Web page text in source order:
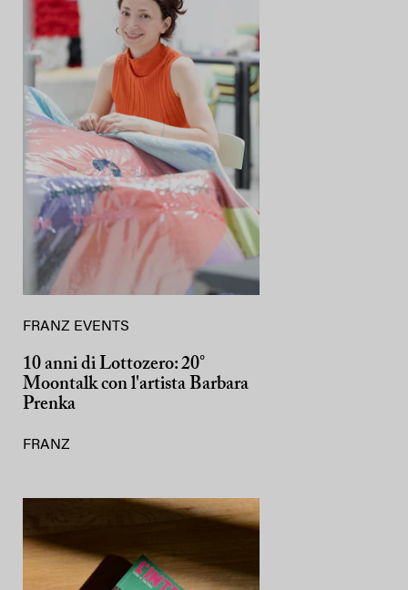
FRANZ EVENTS
10 anni di Lottozero: 20°
Moontalk con l'artista Barbara
Prenka
FRANZ